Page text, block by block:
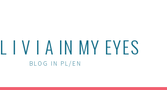
I V I A IN MY EYES
BLOG IN PL/EN